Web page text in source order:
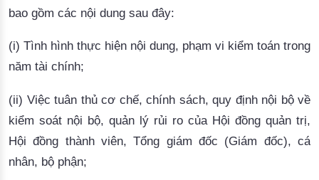
bao gồm các nội dung sau đây:
(i) Tình hình thực hiện nội dung, phạm vi kiểm toán trong
năm tài chính;
(ii) Việc tuân thủ cơ chế, chính sách, quy định nội bộ về
kiểm soát nội bộ, quản lý rủi ro của Hội đồng quản trị,
Hội đồng thành viên, Tổng giám đốc (Giám đốc), cá
nhân, bộ phận;